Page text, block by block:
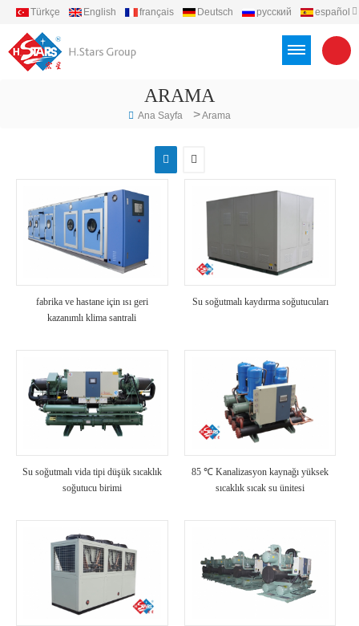
Türkçe English français Deutsch русский
español
ARAMA
Ana Sayfa >Arama
fabrika ve hastane için ısı geri
kazanımlı klima santrali
Su soğutmalı kaydırma soğutucuları
Su soğutmalı vida tipi düşük sıcaklık
soğutucu birimi
85 ℃ Kanalizasyon kaynağı yüksek
sıcaklık sıcak su ünitesi